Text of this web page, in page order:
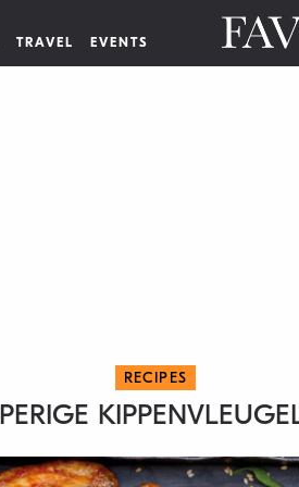
TRAVEL EVENTS
RECIPES